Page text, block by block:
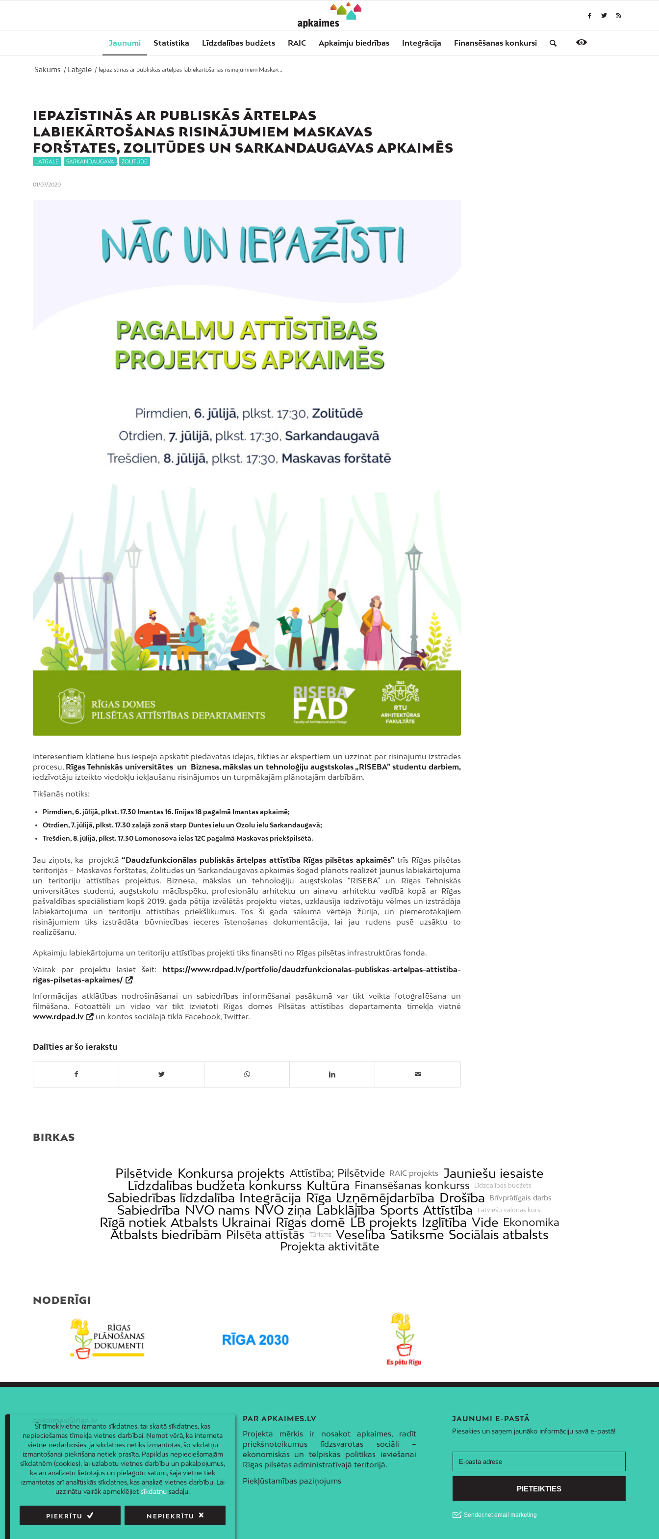
Jaunumi Statistika Līdzdalības budžets RAIC Apkaimju biedrības Integrācija Finansēšanas konkursi
Sākums / Latgale / Iepazīstinās ar publiskās ārtelpas labiekārtošanas risinājumiem Maskav...
IEPAZĪSTINĀS AR PUBLISKĀS ĀRTELPAS
LABIEKĀRTOŠANAS RISINĀJUMIEM MASKAVAS
FORŠTATES, ZOLITŪDES UN SARKANDAUGAVAS APKAIMĒS
LATGALE SARKANDAUGAVA ZOLITŪDE
01/07/2020
Interesentiem klātienē būs iespēja apskatīt piedāvātās idejas, tikties ar ekspertiem un uzzināt par risinājumu izstrādes
procesu, Rīgas Tehniskās universitātes un Biznesa, mākslas un tehnoloģiju augstskolas „RISEBA” studentu darbiem,
iedzīvotāju izteikto viedokļu iekļaušanu risinājumos un turpmākajām plānotajām darbībām.
Tikšanās notiks:
Pirmdien, 6. jūlijā, plkst. 17.30 Imantas 16. līnijas 18 pagalmā Imantas apkaimē;
Otrdien, 7. jūlijā, plkst. 17.30 zaļajā zonā starp Duntes ielu un Ozolu ielu Sarkandaugavā;
Trešdien, 8. jūlijā, plkst. 17.30 Lomonosova ielas 12C pagalmā Maskavas priekšpilsētā.
Jau ziņots, ka projektā“Daudzfunkcionālas publiskās ārtelpas attīstība Rīgas pilsētas apkaimēs” trīs Rīgas pilsētas
teritorijās – Maskavas forštates, Zolitūdes un Sarkandaugavas apkaimēs šogad plānots realizēt jaunus labiekārtojuma
un teritoriju attīstības projektus. Biznesa, mākslas un tehnoloģiju augstskolas “RISEBA” un Rīgas Tehniskās
universitātes studenti, augstskolu mācībspēku, profesionālu arhitektu un ainavu arhitektu vadībā kopā ar Rīgas
pašvaldības speciālistiem kopš 2019. gada pētīja izvēlētās projektu vietas, uzklausīja iedzīvotāju vēlmes un izstrādāja
labiekārtojuma un teritoriju attīstības priekšlikumus. Tos šī gada sākumā vērtēja žūrija, un piemērotākajiem
risinājumiem tiks izstrādāta būvniecības ieceres īstenošanas dokumentācija, lai jau rudens pusē uzsāktu to
realizēšanu.
Apkaimju labiekārtojuma un teritoriju attīstības projekti tiks finansēti no Rīgas pilsētas infrastruktūras fonda.
Vairāk par projektu lasiet šeit: https://www.rdpad.lv/portfolio/daudzfunkcionalas-publiskas-artelpas-attistiba-
rigas-pilsetas-apkaimes/
Informācijas atklātības nodrošināšanai un sabiedrības informēšanai pasākumā var tikt veikta fotografēšana un
filmēšana. Fotoattēli un video var tikt izvietoti Rīgas domes Pilsētas attīstības departamenta tīmekļa vietnē
www.rdpad.lv
un kontos sociālajā tīklā Facebook, Twitter.
Dalīties ar šo ierakstu
BIRKAS
Pilsētvide Konkursa projekts Attīstība; Pilsētvide RAIC projekts
Jauniešu iesaiste
Līdzdalības budžeta konkurss Kultūra Finansēšanas konkurss Līdzdalības budžets
Sabiedrības līdzdalība Integrācija Rīga Uzņēmējdarbība Drošība Brīvprātīgais darbs
Sabiedrība NVO nams NVO ziņa Labklājība Sports Attīstība Latviešu valodas kursi
Rīgā notiek Atbalsts Ukrainai Rīgas domē LB projekts Izglītība Vide Ekonomika
Atbalsts biedrībām Pilsēta attīstās Tūrisms Veselība Satiksme Sociālais atbalsts
Projekta aktivitāte
NODERĪGI
apkaimes@riga.lv PAR APKAIMES.LV
Projekta mērķis ir nosakot apkaimes, radīt
priekšnoteikumus līdzsvarotas sociāli –
ekonomiskās un telpiskās politikas ieviešanai
Rīgas pilsētas administratīvajā teritorijā.
Piekļūstamības paziņojums
JAUNUMI E-PASTĀ
Piesakies un saņem jaunāko informāciju savā e-pastā!
Šī tīmekļvietne izmanto sīkdatnes, tai skaitā sīkdatnes, kas
nepieciešamas tīmekļa vietnes darbībai. Ņemot vērā, ka interneta
vietne nedarbosies, ja sīkdatnes netiks izmantotas, šo sīkdatņu
izmantošanai piekrišana netiek prasīta. Papildus nepieciešamajām
sīkdatnēm (cookies), lai uzlabotu vietnes darbību un pakalpojumus,
kā arī analizētu lietotājus un pielāgotu saturu, šajā vietnē tiek
izmantotas arī analītiskās sīkdatnes, kas analizē vietnes darbību. Lai
uzzinātu vairāk apmeklējietsīkdatņu sadaļu.
PIEKRĪTU NEPIEKRĪTU